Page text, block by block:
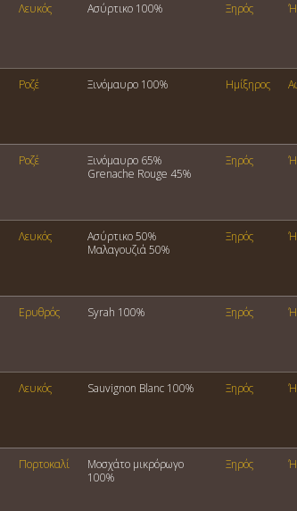
Λευκός Ασύρτικο 100% Ξηρός
Ροζέ Ξινόμαυρο 100% Ημίξηρος
Ροζέ
Ξινόμαυρο 65%
Grenache Rouge 45%
Ξηρός
Λευκός
Ασύρτικο 50%
Μαλαγουζιά 50%
Ξηρός
Ερυθρός Syrah 100% Ξηρός
Λευκός Sauvignon Blanc 100% Ξηρός
Πορτοκαλί
Μοσχάτο μικρόρωγο
100%
Ξηρός